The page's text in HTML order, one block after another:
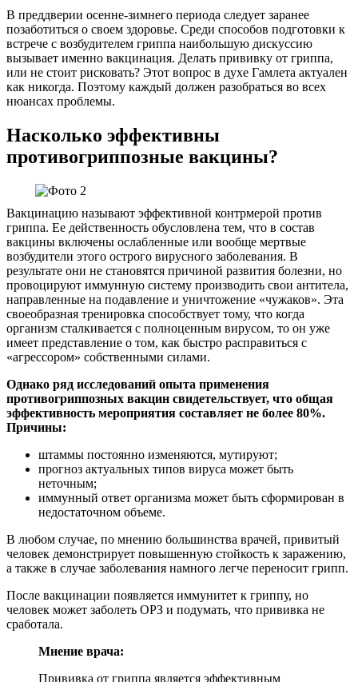
В преддверии осенне-зимнего периода следует заранее
позаботиться о своем здоровье. Среди способов подготовки к
встрече с возбудителем гриппа наибольшую дискуссию
вызывает именно вакцинация. Делать прививку от гриппа,
или не стоит рисковать? Этот вопрос в духе Гамлета актуален
как никогда. Поэтому каждый должен разобраться во всех
нюансах проблемы.
Насколько эффективны
противогриппозные вакцины?
Вакцинацию называют эффективной контрмерой против
гриппа. Ее действенность обусловлена тем, что в состав
вакцины включены ослабленные или вообще мертвые
возбудители этого острого вирусного заболевания. В
результате они не становятся причиной развития болезни, но
провоцируют иммунную систему производить свои антитела,
направленные на подавление и уничтожение «чужаков». Эта
своеобразная тренировка способствует тому, что когда
организм сталкивается с полноценным вирусом, то он уже
имеет представление о том, как быстро расправиться с
«агрессором» собственными силами.
Однако ряд исследований опыта применения
противогриппозных вакцин свидетельствует, что общая
эффективность мероприятия составляет не более 80%.
Причины:
штаммы постоянно изменяются, мутируют;
прогноз актуальных типов вируса может быть
неточным;
иммунный ответ организма может быть сформирован в
недостаточном объеме.
В любом случае, по мнению большинства врачей, привитый
человек демонстрирует повышенную стойкость к заражению,
а также в случае заболевания намного легче переносит грипп.
После вакцинации появляется иммунитет к гриппу, но
человек может заболеть ОРЗ и подумать, что прививка не
сработала.
Мнение врача:
Прививка от гриппа является эффективным